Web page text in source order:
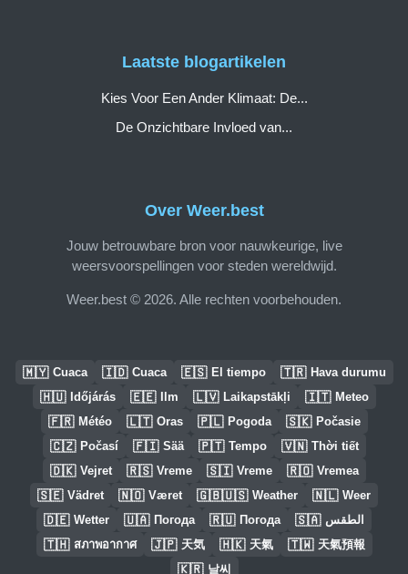
Over Weer.best
Jouw betrouwbare bron voor nauwkeurige, live
weersvoorspellingen voor steden wereldwijd.
Weer.best © 2026. Alle rechten voorbehouden.
Laatste blogartikelen
Kies Voor Een Ander Klimaat: De...
De Onzichtbare Invloed van...
🇲🇾 Cuaca 🇮🇩 Cuaca 🇪🇸 El tiempo 🇹🇷 Hava durumu
🇭🇺 Időjárás 🇪🇪 Ilm 🇱🇻 Laikapstākļi 🇮🇹 Meteo
🇫🇷 Météo 🇱🇹 Oras 🇵🇱 Pogoda 🇸🇰 Počasie
🇨🇿 Počasí 🇫🇮 Sää 🇵🇹 Tempo 🇻🇳 Thời tiết
🇩🇰 Vejret 🇷🇸 Vreme 🇸🇮 Vreme 🇷🇴 Vremea
🇸🇪 Vädret 🇳🇴 Været 🇬🇧🇺🇸 Weather 🇳🇱 Weer
🇩🇪 Wetter 🇺🇦 Погода 🇷🇺 Погода 🇸🇦 الطقس
🇹🇭 สภาพอากาศ 🇯🇵 天気 🇭🇰 天氣 🇹🇼 天氣預報
🇰🇷 날씨